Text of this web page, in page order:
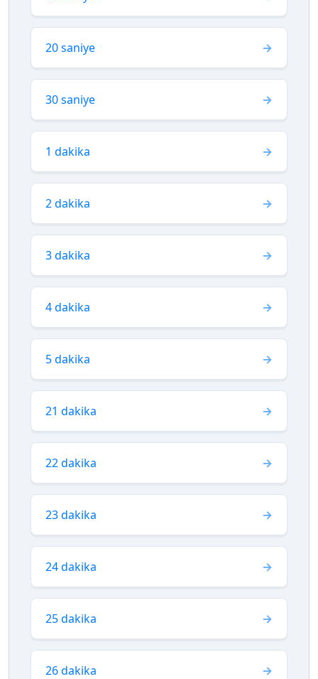
20 saniye
30 saniye
1 dakika
2 dakika
3 dakika
4 dakika
5 dakika
21 dakika
22 dakika
23 dakika
24 dakika
25 dakika
26 dakika